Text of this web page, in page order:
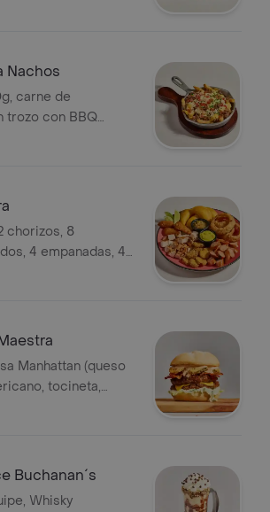
Nachos
carne de
trozo con BBQ
tomate, queso
chorizos, 8
4 empanadas, 4
4 anillos de
Manhattan (queso
tocineta,
lechuga y salsa
Buchanan´s
Whisky